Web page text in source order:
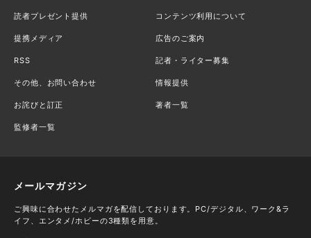
読者プレゼント提供 コンテンツ利用について
提携メディア 広告のご案内
RSS 記者・ライター募集
その他、お問い合わせ 情報提供
お詫びと訂正 著者一覧
監修者一覧
メールマガジン
ご興味に合わせたメルマガを配信しております。PC/デジタル、ワーク&ラ
イフ、エンタメ/ホビーの3種類を用意。